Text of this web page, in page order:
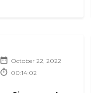
October 22, 2022
00:14:02